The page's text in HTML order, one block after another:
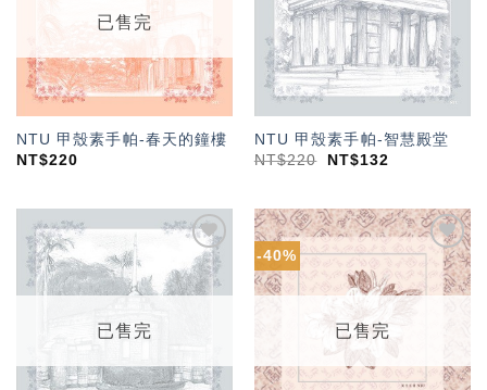
已售完
NTU 甲殼素手帕-春天的鐘樓
NT$220
NTU 甲殼素手帕-智慧殿堂
NT$220 NT$132
加入
「願
望輕
已售完
-40%
加入
「願
望輕
已售完